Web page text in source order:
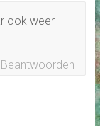
ook weer
Beantwoorden